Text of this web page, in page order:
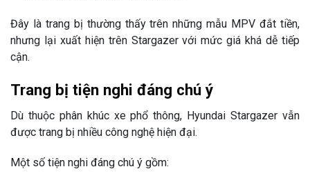
Đây là trang bị thường thấy trên những mẫu MPV đắt tiền,
nhưng lại xuất hiện trên Stargazer với mức giá khá dễ tiếp
cận.
Trang bị tiện nghi đáng chú ý
Dù thuộc phân khúc xe phổ thông, Hyundai Stargazer vẫn
được trang bị nhiều công nghệ hiện đại.
Một số tiện nghi đáng chú ý gồm: